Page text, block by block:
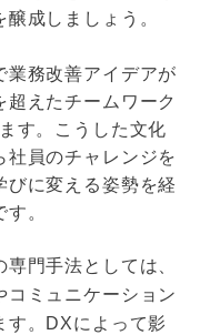
成しましょう。
業務改善アイデアが
えたチームワーク
す。こうした文化
社員のチャレンジを
びに変える姿勢を経
。
門手法としては、
コミュニケーション
す。DXによって影